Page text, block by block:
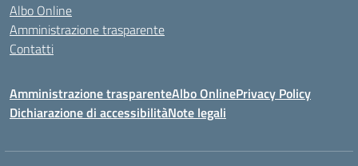
Albo Online
Amministrazione trasparente
Contatti
Amministrazione trasparenteAlbo OnlinePrivacy Policy
Dichiarazione di accessibilitàNote legali